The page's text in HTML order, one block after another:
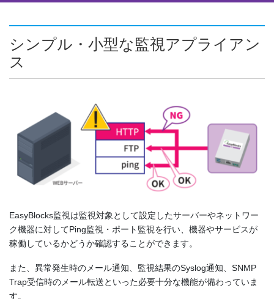
シンプル・小型な監視アプライアン
ス
EasyBlocks監視は監視対象として設定したサーバーやネットワー
ク機器に対してPing監視・ポート監視を行い、機器やサービスが
稼働しているかどうか確認することができます。
また、異常発生時のメール通知、監視結果のSyslog通知、SNMP
Trap受信時のメール転送といった必要十分な機能が備わっていま
す。